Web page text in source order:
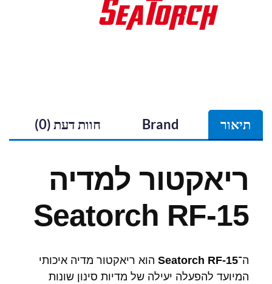
תיאור Brand חוות דעת (0)
ריאקטור למדיה
Seatorch RF-15
ה־Seatorch RF-15 הוא ריאקטור מדיה איכותי
המיועד להפעלה יעילה של מדיות סינון שונות